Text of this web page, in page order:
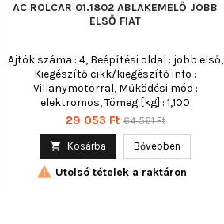
AC ROLCAR 01.1802 ABLAKEMELŐ JOBB
ELSŐ FIAT
Ajtók száma : 4, Beépítési oldal : jobb első,
Kiegészítő cikk/kiegészítő info :
Villanymotorral, Működési mód :
elektromos, Tömeg [kg] : 1,100
Ár
29 053 Ft Normál
64 561 Ft
 Kosárba Bővebben
 Utolsó tételek a raktáron